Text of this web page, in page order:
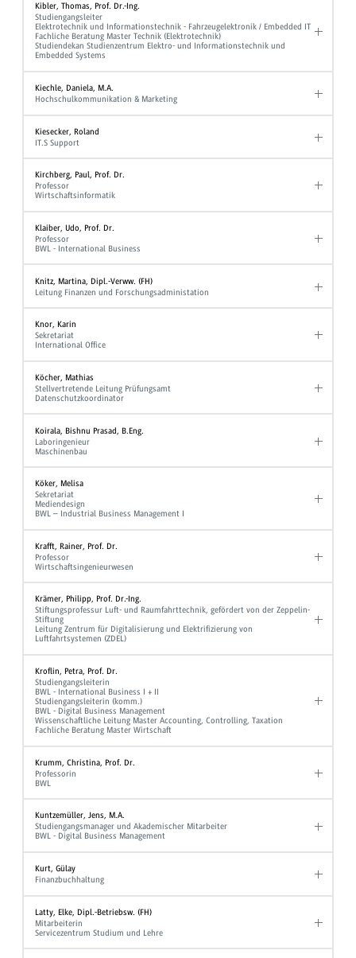
Kibler, Thomas, Prof. Dr.-Ing.
Studiengangsleiter
Elektrotechnik und Informationstechnik - Fahrzeugelektronik / Embedded IT
Fachliche Beratung Master Technik (Elektrotechnik)
Studiendekan Studienzentrum Elektro- und Informationstechnik und
Embedded Systems
Kiechle, Daniela, M.A.
Hochschulkommunikation & Marketing
Kiesecker, Roland
IT.S Support
Kirchberg, Paul, Prof. Dr.
Professor
Wirtschaftsinformatik
Klaiber, Udo, Prof. Dr.
Professor
BWL - International Business
Knitz, Martina, Dipl.-Verww. (FH)
Leitung Finanzen und Forschungsadministation
Knor, Karin
Sekretariat
International Office
Köcher, Mathias
Stellvertretende Leitung Prüfungsamt
Datenschutzkoordinator
Koirala, Bishnu Prasad, B.Eng.
Laboringenieur
Maschinenbau
Köker, Melisa
Sekretariat
Mediendesign
BWL – Industrial Business Management I
Krafft, Rainer, Prof. Dr.
Professor
Wirtschaftsingenieurwesen
Krämer, Philipp, Prof. Dr.-Ing.
Stiftungsprofessur Luft- und Raumfahrttechnik, gefördert von der Zeppelin-
Stiftung
Leitung Zentrum für Digitalisierung und Elektrifizierung von
Luftfahrtsystemen (ZDEL)
Kroflin, Petra, Prof. Dr.
Studiengangsleiterin
BWL - International Business I + II
Studiengangsleiterin (komm.)
BWL - Digital Business Management
Wissenschaftliche Leitung Master Accounting, Controlling, Taxation
Fachliche Beratung Master Wirtschaft
Krumm, Christina, Prof. Dr.
Professorin
BWL
Kuntzemüller, Jens, M.A.
Studiengangsmanager und Akademischer Mitarbeiter
BWL - Digital Business Management
Kurt, Gülay
Finanzbuchhaltung
Latty, Elke, Dipl.-Betriebsw. (FH)
Mitarbeiterin
Servicezentrum Studium und Lehre